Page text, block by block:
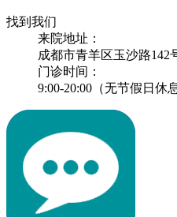
找到我们
来院地址：
成都市青羊区玉沙路142
门诊时间：
9:00-20:00（无节假日休息